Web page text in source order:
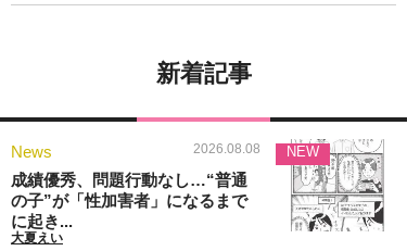
新着記事
News 2026.08.08
成績優秀、問題行動なし…“普通
の子”が「性加害者」になるまで
に起き...
大夏えい
NEW